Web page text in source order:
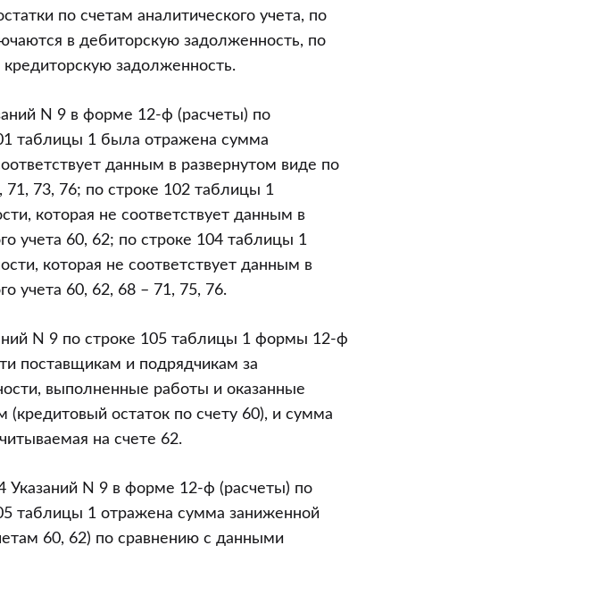
по счетам аналитического учета, по
в дебиторскую задолженность, по
задолженность.
N 9 в форме 12-ф (расчеты) по
таблицы 1 была отражена сумма
данным в развернутом виде по
71, 73, 76; по строке 102 таблицы 1
которая не соответствует данным в
учета 60, 62; по строке 104 таблицы 1
которая не соответствует данным в
учета 60, 62, 68 – 71, 75, 76.
N 9 по строке 105 таблицы 1 формы 12-ф
поставщикам и подрядчикам за
выполненные работы и оказанные
остаток по счету 60), и сумма
на счете 62.
Указаний N 9 в форме 12-ф (расчеты) по
таблицы 1 отражена сумма заниженной
60, 62) по сравнению с данными